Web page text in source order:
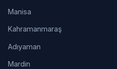
Manisa
Kahramanmaraş
Adıyaman
Mardin